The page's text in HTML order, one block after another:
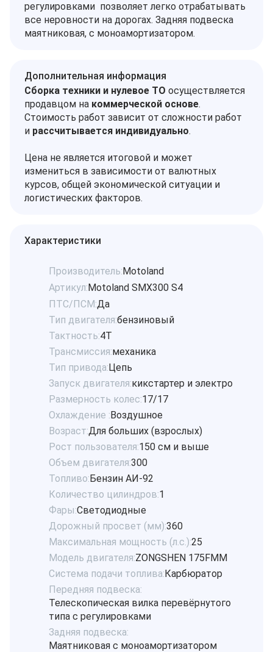
регулировками позволяет легко отрабатывать
все неровности на дорогах. Задняя подвеска
маятниковая, с моноамортизатором.
Дополнительная информация
Сборка техники и нулевое ТО осуществляется
продавцом на коммерческой основе.
Стоимость работ зависит от сложности работ
и рассчитывается индивидуально.
Цена не является итоговой и может
измениться в зависимости от валютных
курсов, общей экономической ситуации и
логистических факторов.
Характеристики
Производитель:Motoland
Артикул:Motoland SMX300 S4
ПТС/ПСМ:Да
Тип двигателя:бензиновый
Тактность:4Т
Трансмиссия:механика
Тип привода:Цепь
Запуск двигателя:кикстартер и электро
Размерность колес:17/17
Охлаждение :Воздушное
Возраст:Для больших (взрослых)
Рост пользователя:150 см и выше
Объем двигателя:300
Топливо:Бензин АИ-92
Количество цилиндров:1
Фары:Светодиодные
Дорожный просвет (мм):360
Максимальная мощность (л.с.):25
Модель двигателя:ZONGSHEN 175FMM
Система подачи топлива:Карбюратор
Передняя подвеска:
Телескопическая вилка перевёрнутого
типа с регулировками
Задняя подвеска:
Маятниковая с моноамортизатором